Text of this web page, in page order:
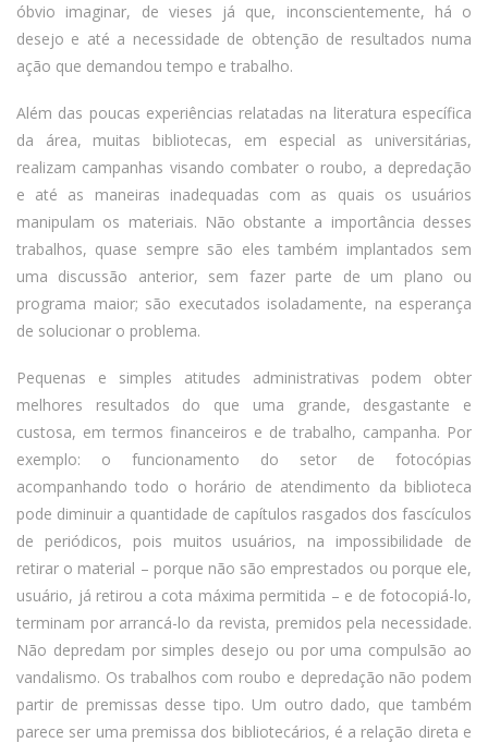
óbvio imaginar, de vieses já que, inconscientemente, há o
desejo e até a necessidade de obtenção de resultados numa
ação que demandou tempo e trabalho.
Além das poucas experiências relatadas na literatura específica
da área, muitas bibliotecas, em especial as universitárias,
realizam campanhas visando combater o roubo, a depredação
e até as maneiras inadequadas com as quais os usuários
manipulam os materiais. Não obstante a importância desses
trabalhos, quase sempre são eles também implantados sem
uma discussão anterior, sem fazer parte de um plano ou
programa maior; são executados isoladamente, na esperança
de solucionar o problema.
Pequenas e simples atitudes administrativas podem obter
melhores resultados do que uma grande, desgastante e
custosa, em termos financeiros e de trabalho, campanha. Por
exemplo: o funcionamento do setor de fotocópias
acompanhando todo o horário de atendimento da biblioteca
pode diminuir a quantidade de capítulos rasgados dos fascículos
de periódicos, pois muitos usuários, na impossibilidade de
retirar o material – porque não são emprestados ou porque ele,
usuário, já retirou a cota máxima permitida – e de fotocopiá-lo,
terminam por arrancá-lo da revista, premidos pela necessidade.
Não depredam por simples desejo ou por uma compulsão ao
vandalismo. Os trabalhos com roubo e depredação não podem
partir de premissas desse tipo. Um outro dado, que também
parece ser uma premissa dos bibliotecários, é a relação direta e